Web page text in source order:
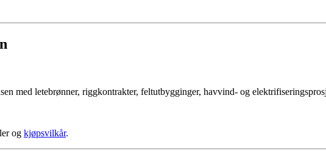
med letebrønner, riggkontrakter, feltutbygginger, havvind- og
og kjøpsvilkår.